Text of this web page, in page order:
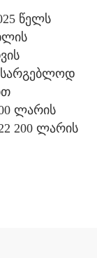
წელს
ლარის
200 ლარის